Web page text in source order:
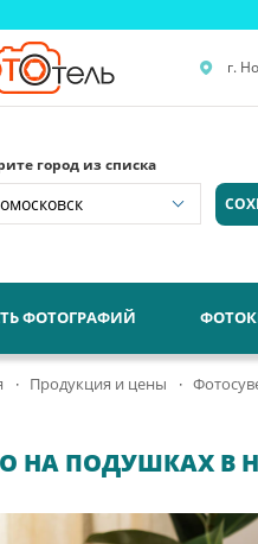
г.
город из списка
ФОТОГРАФИЙ
Продукция и цены
НА ПОДУШКАХ В